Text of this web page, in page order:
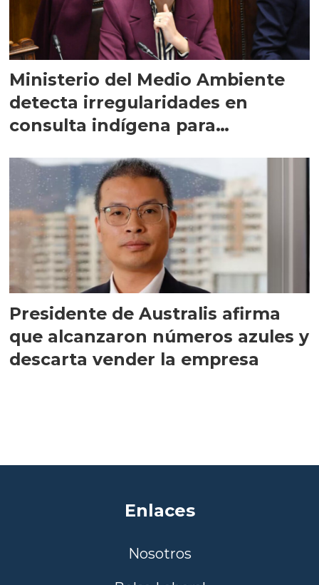
Ministerio del Medio Ambiente
detecta irregularidades en
consulta indígena para
Presidente de Australis afirma
que alcanzaron números azules y
descarta vender la empresa
Enlaces
Nosotros